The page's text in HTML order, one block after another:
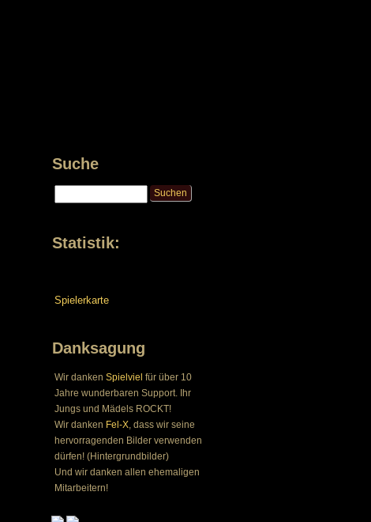
Suche
Statistik:
Spielerkarte
Danksagung
Wir danken Spielviel für über 10
Jahre wunderbaren Support. Ihr
Jungs und Mädels ROCKT!
Wir danken Fel-X, dass wir seine
hervorragenden Bilder verwenden
dürfen! (Hintergrundbilder)
Und wir danken allen ehemaligen
Mitarbeitern!